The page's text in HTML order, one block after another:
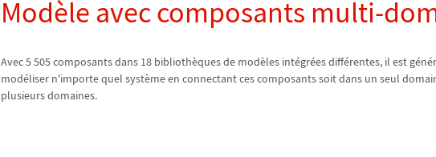
Modèle avec composants multi-
Avec 5 505 composants dans 18 bibliothèques de modèles intégrées différentes, il est géné
modéliser n'importe quel système en connectant ces composants soit dans un seul
plusieurs domaines.